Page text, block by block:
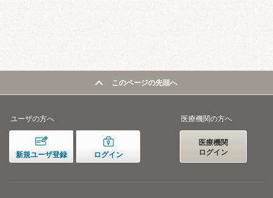
このページの先頭へ
ユーザの方へ
新規ユーザ登録 ログイン
医療機関の方へ
医療機関
ログイン